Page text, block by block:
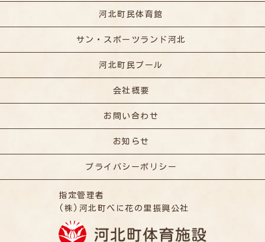
河北町民体育館
サン・スポーツランド河北
河北町民プール
会社概要
お問い合わせ
お知らせ
プライバシーポリシー
指定管理者
(株)河北町べに花の里振興公社